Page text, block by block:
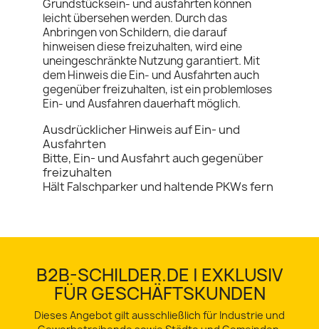
Grundstücksein- und ausfahrten können
leicht übersehen werden. Durch das
Anbringen von Schildern, die darauf
hinweisen diese freizuhalten, wird eine
uneingeschränkte Nutzung garantiert. Mit
dem Hinweis die Ein- und Ausfahrten auch
gegenüber freizuhalten, ist ein problemloses
Ein- und Ausfahren dauerhaft möglich.
Ausdrücklicher Hinweis auf Ein- und
Ausfahrten
Bitte, Ein- und Ausfahrt auch gegenüber
freizuhalten
Hält Falschparker und haltende PKWs fern
B2B-SCHILDER.DE | EXKLUSIV
FÜR GESCHÄFTSKUNDEN
Dieses Angebot gilt ausschließlich für Industrie und